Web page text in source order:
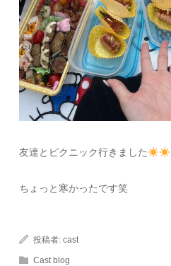
友達とピクニック行きました
ちょっと寒かったです笑
投稿者:cast
Cast blog